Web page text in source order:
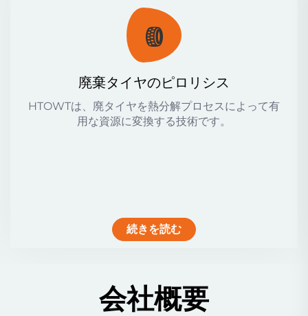
廃棄タイヤのピロリシス
HTOWTは、廃タイヤを熱分解プロセスによって有
用な資源に変換する技術です。
続きを読む
会社概要